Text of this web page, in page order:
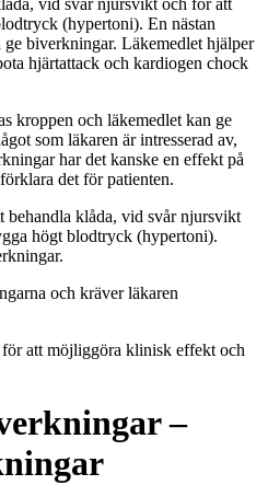
(hypertoni). En nästan
biverkningar. Läkemedlet hjälper
hjärtattack och kardiogen chock
kroppen och läkemedlet kan ge
som läkaren är intresserad av,
har det kanske en effekt på
det för patienten.
behandla klåda, vid svår njursvikt
högt blodtryck (hypertoni).
och kräver läkaren
att möjliggöra klinisk effekt och
–